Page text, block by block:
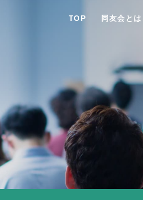
TOP 同友会とは